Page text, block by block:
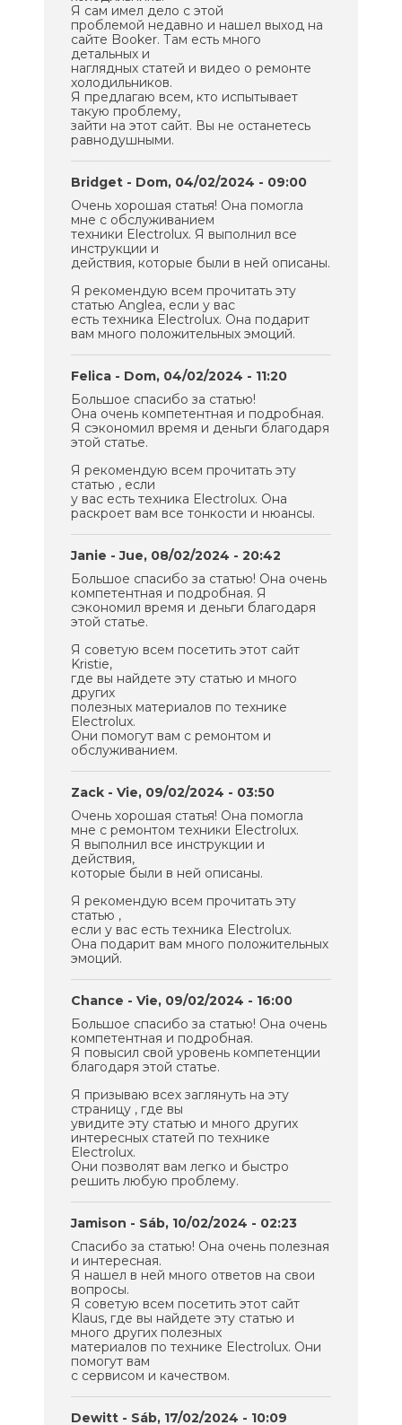
Я сам имел дело с этой
проблемой недавно и нашел выход на
сайте Booker. Там есть много
детальных и
наглядных статей и видео о ремонте
холодильников.
Я предлагаю всем, кто испытывает
такую проблему,
зайти на этот сайт. Вы не останетесь
равнодушными.
Bridget - Dom, 04/02/2024 - 09:00
Очень хорошая статья! Она помогла
мне с обслуживанием
техники Electrolux. Я выполнил все
инструкции и
действия, которые были в ней описаны.
Я рекомендую всем прочитать эту
статью Anglea, если у вас
есть техника Electrolux. Она подарит
вам много положительных эмоций.
Felica - Dom, 04/02/2024 - 11:20
Большое спасибо за статью!
Она очень компетентная и подробная.
Я сэкономил время и деньги благодаря
этой статье.
Я рекомендую всем прочитать эту
статью , если
у вас есть техника Electrolux. Она
раскроет вам все тонкости и нюансы.
Janie - Jue, 08/02/2024 - 20:42
Большое спасибо за статью! Она очень
компетентная и подробная. Я
сэкономил время и деньги благодаря
этой статье.
Я советую всем посетить этот сайт
Kristie,
где вы найдете эту статью и много
других
полезных материалов по технике
Electrolux.
Они помогут вам с ремонтом и
обслуживанием.
Zack - Vie, 09/02/2024 - 03:50
Очень хорошая статья! Она помогла
мне с ремонтом техники Electrolux.
Я выполнил все инструкции и
действия,
которые были в ней описаны.
Я рекомендую всем прочитать эту
статью ,
если у вас есть техника Electrolux.
Она подарит вам много положительных
эмоций.
Chance - Vie, 09/02/2024 - 16:00
Большое спасибо за статью! Она очень
компетентная и подробная.
Я повысил свой уровень компетенции
благодаря этой статье.
Я призываю всех заглянуть на эту
страницу , где вы
увидите эту статью и много других
интересных статей по технике
Electrolux.
Они позволят вам легко и быстро
решить любую проблему.
Jamison - Sáb, 10/02/2024 - 02:23
Спасибо за статью! Она очень полезная
и интересная.
Я нашел в ней много ответов на свои
вопросы.
Я советую всем посетить этот сайт
Klaus, где вы найдете эту статью и
много других полезных
материалов по технике Electrolux. Они
помогут вам
с сервисом и качеством.
Dewitt - Sáb, 17/02/2024 - 10:09